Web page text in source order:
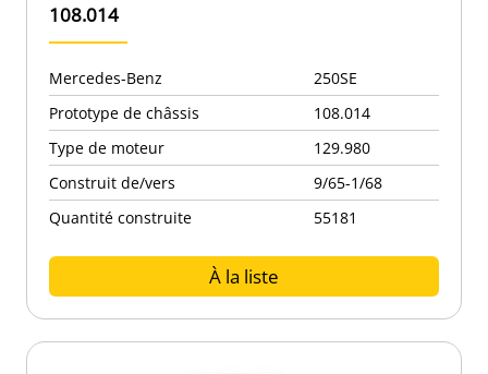
108.014
Mercedes-Benz
250SE
Prototype de châssis
108.014
Type de moteur
129.980
Construit de/vers
9/65-1/68
Quantité construite
55181
À la liste